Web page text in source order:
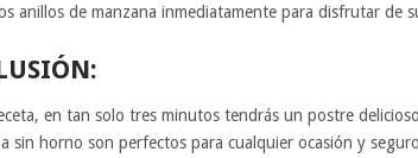
anillos de manzana inmediatamente para disfrutar de
en tan solo tres minutos tendrás un postre
sin horno son perfectos para cualquier ocasión y